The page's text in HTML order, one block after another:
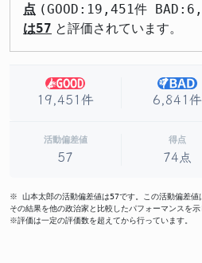
点 (GOOD:19,451件
は57 と評価されています。
19,451件 6,841件
活動偏差値
57
得点
74点
※ 山本太郎の活動偏差値は57です。この活動偏差値
その結果を他の政治家と比較したパフォーマンスを示
※評価は一定の評価数を超えてから行っています。